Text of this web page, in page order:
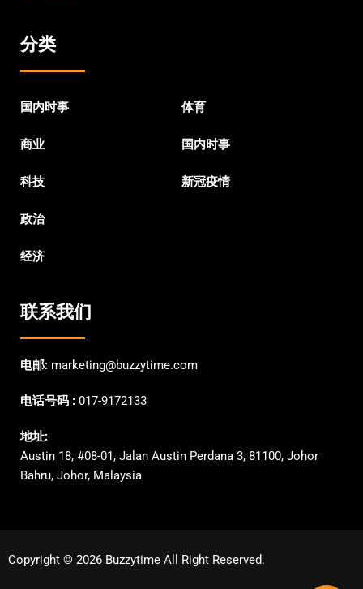
分类
国内时事
商业
科技
政治
经济
体育
国内时事
新冠疫情
联系我们
电邮: marketing@buzzytime.com
电话号码 : 017-9172133
地址:
Austin 18, #08-01, Jalan Austin Perdana 3, 81100, Johor
Bahru, Johor, Malaysia
Copyright © 2026 Buzzytime All Right Reserved.